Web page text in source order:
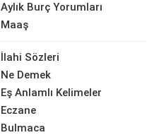
Aylık Burç Yorumları
Maaş
İlahi Sözleri
Ne Demek
Eş Anlamlı Kelimeler
Eczane
Bulmaca